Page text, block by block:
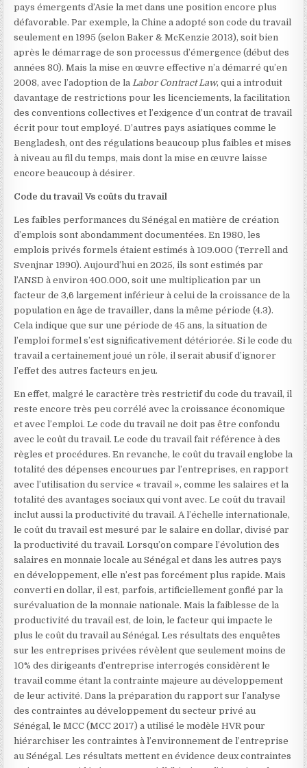
pays émergents d’Asie la met dans une position encore plus
défavorable. Par exemple, la Chine a adopté son code du travail
seulement en 1995 (selon Baker & McKenzie 2013), soit bien
après le démarrage de son processus d’émergence (début des
années 80). Mais la mise en œuvre effective n’a démarré qu’en
2008, avec l’adoption de laLabor Contract Law, qui a introduit
davantage de restrictions pour les licenciements, la facilitation
des conventions collectives et l’exigence d’un contrat de travail
écrit pour tout employé. D’autres pays asiatiques comme le
Bengladesh, ont des régulations beaucoup plus faibles et mises
à niveau au fil du temps, mais dont la mise en œuvre laisse
encore beaucoup à désirer.
Code du travail Vs coûts du travail
Les faibles performances du Sénégal en matière de création
d’emplois sont abondamment documentées. En 1980, les
emplois privés formels étaient estimés à 109.000 (Terrell and
Svenjnar 1990). Aujourd’hui en 2025, ils sont estimés par
l’ANSD à environ 400.000, soit une multiplication par un
facteur de 3,6 largement inférieur à celui de la croissance de la
population en âge de travailler, dans la même période (4.3).
Cela indique que sur une période de 45 ans, la situation de
l’emploi formel s’est significativement détériorée. Si le code du
travail a certainement joué un rôle, il serait abusif d’ignorer
l’effet des autres facteurs en jeu.
En effet, malgré le caractère très restrictif du code du travail, il
reste encore très peu corrélé avec la croissance économique
et avec l’emploi. Le code du travail ne doit pas être confondu
avec le coût du travail. Le code du travail fait référence à des
règles et procédures. En revanche, le coût du travail englobe la
totalité des dépenses encourues par l’entreprises, en rapport
avec l’utilisation du service « travail », comme les salaires et la
totalité des avantages sociaux qui vont avec. Le coût du travail
inclut aussi la productivité du travail. A l’échelle internationale,
le coût du travail est mesuré par le salaire en dollar, divisé par
la productivité du travail. Lorsqu’on compare l’évolution des
salaires en monnaie locale au Sénégal et dans les autres pays
en développement, elle n’est pas forcément plus rapide. Mais
converti en dollar, il est, parfois, artificiellement gonflé par la
surévaluation de la monnaie nationale. Mais la faiblesse de la
productivité du travail est, de loin, le facteur qui impacte le
plus le coût du travail au Sénégal. Les résultats des enquêtes
sur les entreprises privées révèlent que seulement moins de
10% des dirigeants d’entreprise interrogés considèrent le
travail comme étant la contrainte majeure au développement
de leur activité. Dans la préparation du rapport sur l’analyse
des contraintes au développement du secteur privé au
Sénégal, le MCC (MCC 2017) a utilisé le modèle HVR pour
hiérarchiser les contraintes à l’environnement de l’entreprise
au Sénégal. Les résultats mettent en évidence deux contraintes